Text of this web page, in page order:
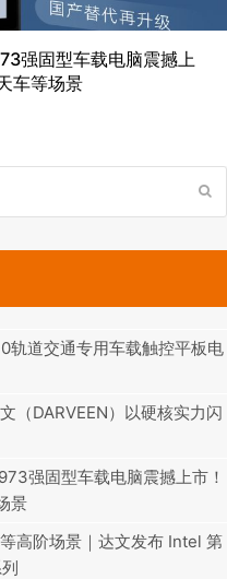
强固型车载电脑震撼上
车等场景
轨道交通专用车载触控平板电
（DARVEEN）以硬核实力闪
强固型车载电脑震撼上市！
景
高阶场景｜达文发布 Intel 第